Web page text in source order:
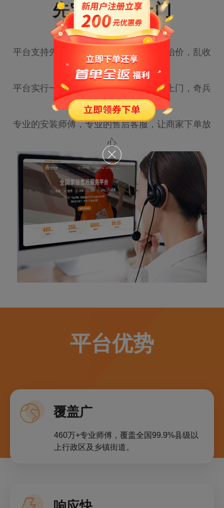
先定价，再上门
平台支持先定价，再上门，避免上门后抬价，乱收
费
平台实行一年质保，因师傅原因需二次上门，奇兵
到家协调售后处理
专业的安装师傅，专业的售后客服，让商家下单放
心
平台优势
覆盖广
460万+专业师傅，覆盖全国99.9%县级以
上行政区及乡镇街道。